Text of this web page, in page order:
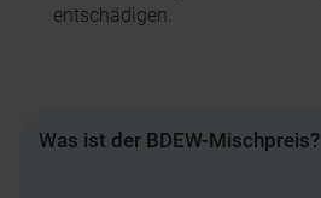
entschädigen.
Was ist der BDEW-Mischpreis?